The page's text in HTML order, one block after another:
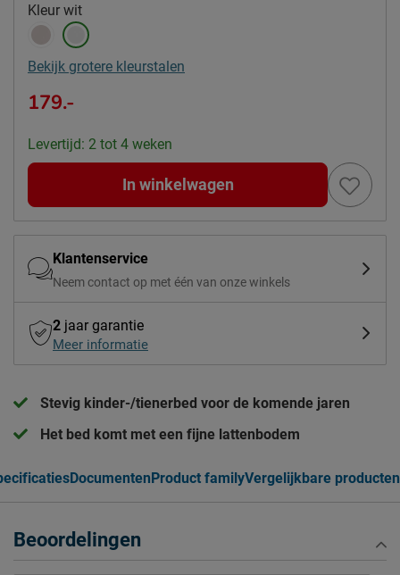
Kleur wit
Bekijk grotere kleurstalen
179.-
Levertijd: 2 tot 4 weken
In winkelwagen
Klantenservice
Neem contact op met één van onze winkels
2 jaar garantie
Meer informatie
Stevig kinder-/tienerbed voor de komende jaren
Het bed komt met een fijne lattenbodem
DocumentenProduct familyVergelijkbare producten
Beoordelingen